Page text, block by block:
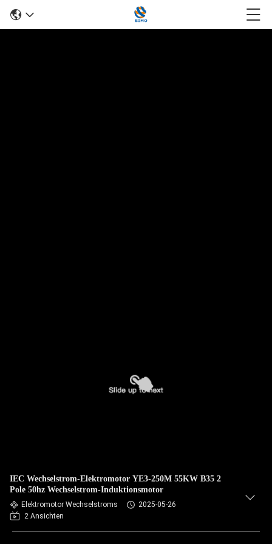
IEC Wechselstrom-Elektromotor YE3-250M 55KW B35 2
Pole 50hz Wechselstrom-Induktionsmotor
Elektromotor Wechselstroms
2025-05-26
2 Ansichten